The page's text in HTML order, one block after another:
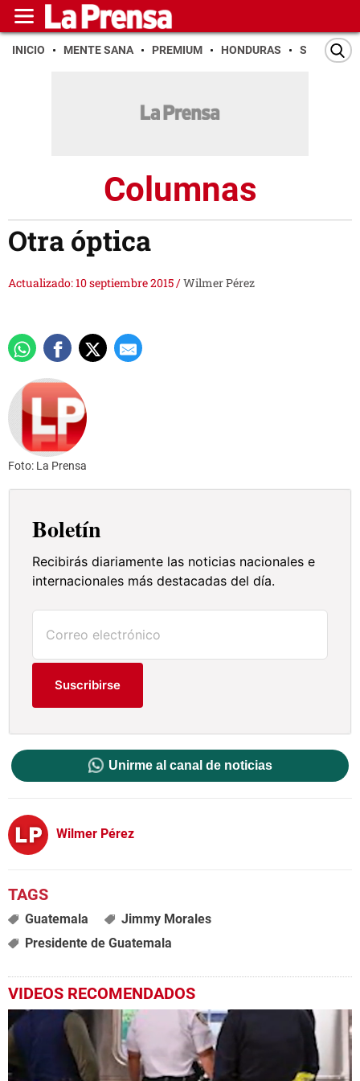
INICIO MENTE SANA PREMIUM HONDURAS SAN PEDRO
Columnas
Otra óptica
Actualizado: 10 septiembre 2015/Wilmer Pérez
Foto: La Prensa
Boletín
Recibirás diariamente las noticias nacionales e
internacionales más destacadas del día.
Suscribirse
Unirme al canal de noticias
Wilmer Pérez
Guatemala
Jimmy Morales
Presidente de Guatemala
VIDEOS RECOMENDADOS